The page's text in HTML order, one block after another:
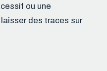
ou une
des traces sur